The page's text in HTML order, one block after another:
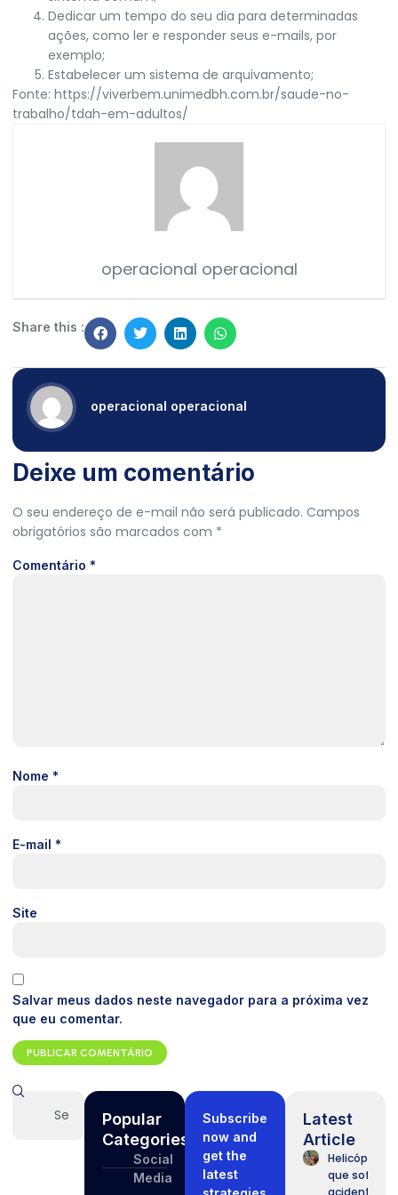
Dedicar um tempo do seu dia para determinadas
ações, como ler e responder seus e-mails, por
exemplo;
Estabelecer um sistema de arquivamento;
Fonte: https://viverbem.unimedbh.com.br/saude-no-
trabalho/tdah-em-adultos/
operacional operacional
Share this :
operacional operacional
Deixe um comentário
O seu endereço de e-mail não será publicado. Campos
obrigatórios são marcados com *
Comentário *
Nome *
E-mail *
Site
Salvar meus dados neste navegador para a próxima vez
que eu comentar.
Popular
Categories
Social
Media
Subscribe
now and
get the
latest
Latest
Article
Helicóptero
que sofreu
acidente no